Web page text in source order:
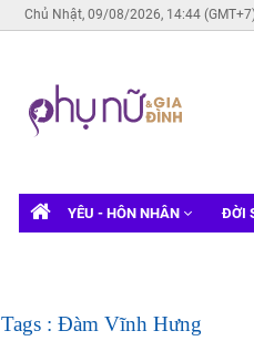
Chủ Nhật, 09/08/2026, 14:44
YÊU - HÔN NHÂN ĐỜI
Tags : Đàm Vĩnh Hưng